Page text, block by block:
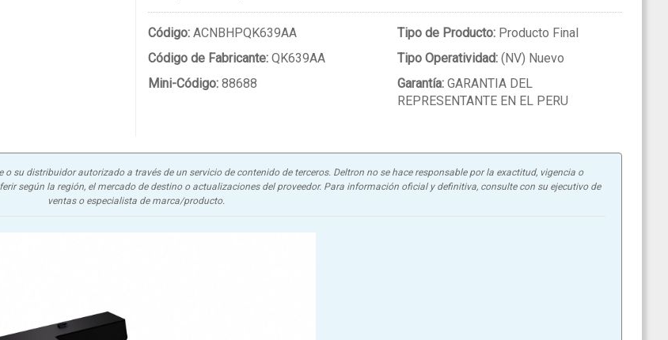
Código: ACNBHPQK639AA
Código de Fabricante: QK639AA
Mini-Código: 88688
Tipo de Producto:Producto Final
Tipo Operatividad:(NV) Nuevo
Garantía:GARANTIA DEL
REPRESENTANTE EN EL PERU
su distribuidor autorizado a través de un servicio de contenido de terceros. Deltron no se hace responsable por la exactitud, vigencia o
según la región, el mercado de destino o actualizaciones del proveedor. Para información oficial y definitiva, consulte con su ejecutivo de
ventas o especialista de marca/producto.